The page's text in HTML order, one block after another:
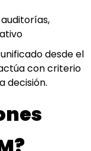
desde el
con criterio
decisión.